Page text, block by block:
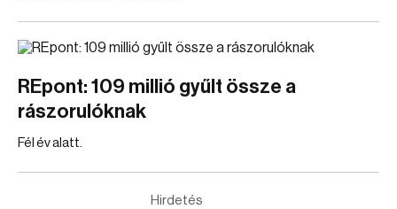
REpont: 109 millió gyűlt össze a
rászorulóknak
Fél év alatt.
Hirdetés